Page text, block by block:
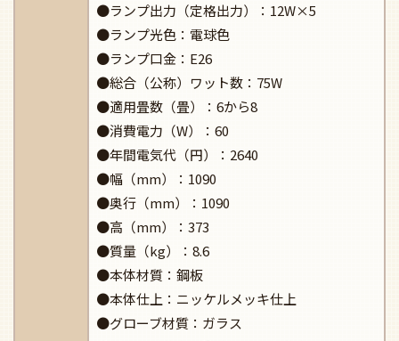
●ランプ出力（定格出力）：12W×5
●ランプ光色：電球色
●ランプ口金：E26
●総合（公称）ワット数：75W
●適用畳数（畳）：6から8
●消費電力（W）：60
●年間電気代（円）：2640
●幅（mm）：1090
●奥行（mm）：1090
●高（mm）：373
●質量（kg）：8.6
●本体材質：鋼板
●本体仕上：ニッケルメッキ仕上
●グローブ材質：ガラス